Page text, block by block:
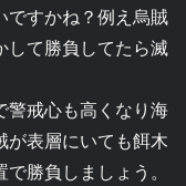
ですかね？例え烏賊
して勝負してたら滅
警戒心も高くなり海
が表層にいても餌木
勝負しましょう。